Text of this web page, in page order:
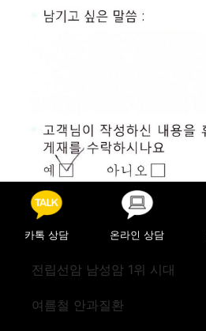
Post navigation
카톡 상담 온라인 상담
전립선암 남성암 1위 시대
여름철 안과질환